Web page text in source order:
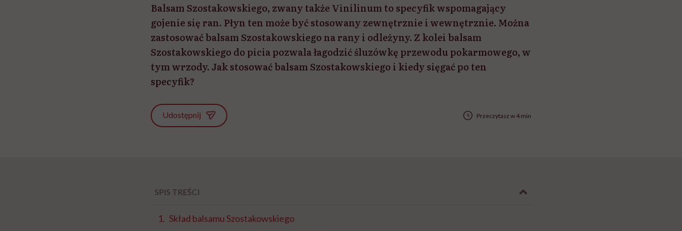
Balsam Szostakowskiego, zwany także Vinilinum to specyfik wspomagający
gojenie się ran. Płyn ten może być stosowany zewnętrznie i wewnętrznie. Można
zastosować balsam Szostakowskiego na rany i odleżyny. Z kolei balsam
Szostakowskiego do picia pozwala łagodzić śluzówkę przewodu pokarmowego, w
tym wrzody. Jak stosować balsam Szostakowskiego i kiedy sięgać po ten
specyfik?
Udostępnij Przeczytasz w 4 min
SPIS TREŚCI
Skład balsamu Szostakowskiego